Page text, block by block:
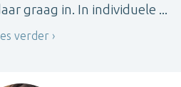
graag in. In individuele ...
verder